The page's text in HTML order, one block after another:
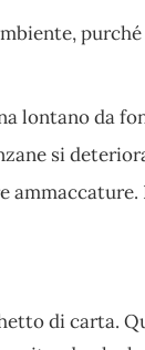
lontano da
si
di carta.